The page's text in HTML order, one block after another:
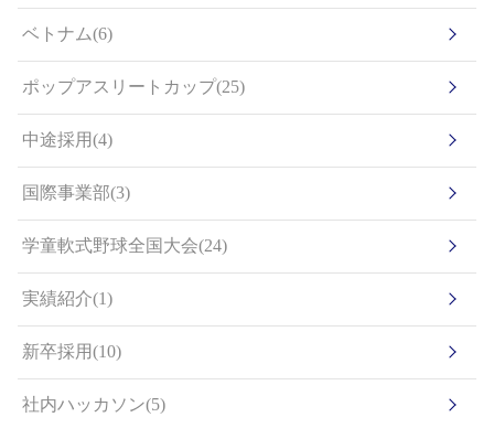
ベトナム(6)
ポップアスリートカップ(25)
中途採用(4)
国際事業部(3)
学童軟式野球全国大会(24)
実績紹介(1)
新卒採用(10)
社内ハッカソン(5)